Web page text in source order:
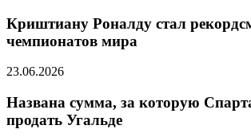
Криштиану Роналду стал
чемпионатов мира
23.06.2026
Названа сумма, за которую
продать Угальде